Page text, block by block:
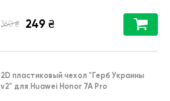
360 ₴ 249 ₴
2D пластиковый чехол "Герб Украины
v2" для Huawei Honor 7A Pro